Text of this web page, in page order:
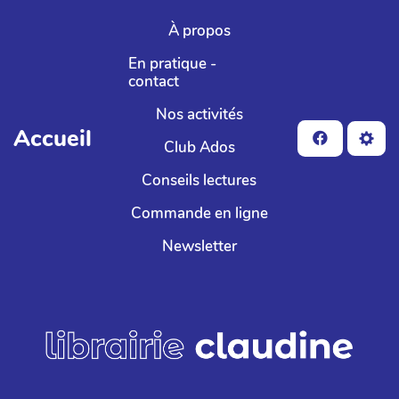
Aller au contenu principal
Accueil
À propos
En pratique -
contact
Nos activités
Club Ados
Conseils lectures
Commande en ligne
Newsletter